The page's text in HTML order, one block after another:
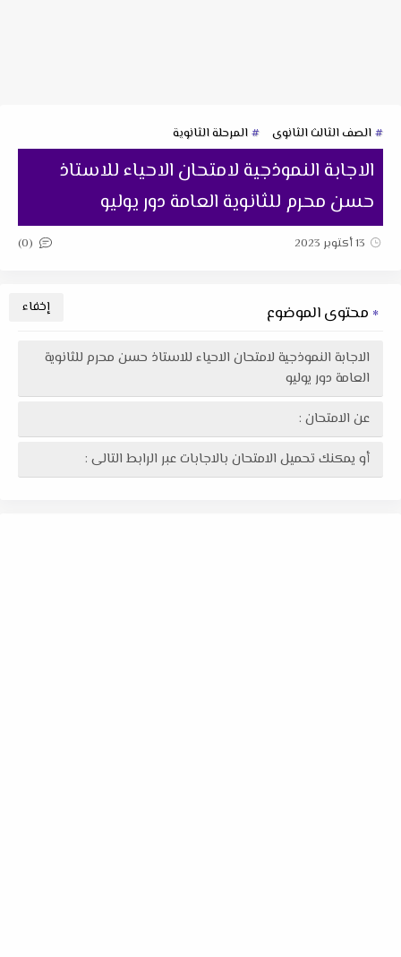
الصف الثالث الثانوى المرحلة الثانوية
الاجابة النموذجية لامتحان الاحياء للاستاذ
حسن محرم للثانوية العامة دور يوليو
13 أكتوبر 2023 (0)
محتوى الموضوع
الاجابة النموذجية لامتحان الاحياء للاستاذ حسن محرم للثانوية
العامة دور يوليو
عن الامتحان :
أو يمكنك تحميل الامتحان بالاجابات عبر الرابط التالى :